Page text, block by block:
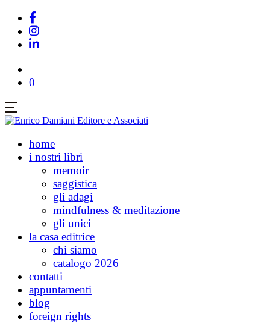
0
home
i nostri libri
memoir
saggistica
gli adagi
mindfulness & meditazione
gli unici
la casa editrice
chi siamo
catalogo 2026
contatti
appuntamenti
blog
foreign rights